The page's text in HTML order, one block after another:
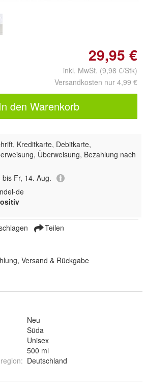
29,95 €
inkl. MwSt. (9,98 €/Stk)
Versandkosten nur 4,99 €
In den Warenkorb
Kreditkarte, Debitkarte,
Überweisung, Bezahlung nach
Fr, 14. Aug.
de
Teilen
Versand & Rückgabe
Neu
Süda
Unisex
500 ml
: Deutschland